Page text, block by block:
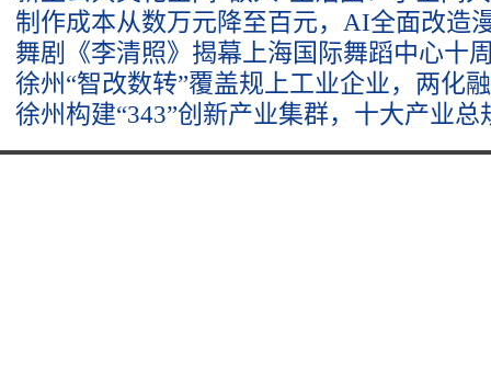
制作成本从数万元降至百元，AI全面改造
舞剧《李清照》揭幕上海国际舞蹈中心十
徐州“智改数转”覆盖规上工业企业，两化
徐州构建“343”创新产业集群，十大产业总